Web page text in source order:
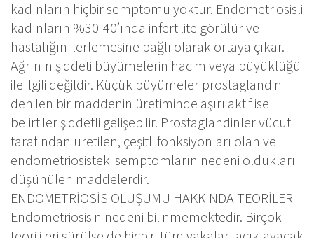
kadınların hiçbir semptomu yoktur. Endometriosisli
kadınların %30-40’ında infertilite görülür ve
hastalığın ilerlemesine bağlı olarak ortaya çıkar.
Ağrının şiddeti büyümelerin hacim veya büyüklüğü
ile ilgili değildir. Küçük büyümeler prostaglandin
denilen bir maddenin üretiminde aşırı aktif ise
belirtiler şiddetli gelişebilir. Prostaglandinler vücut
tarafından üretilen, çeşitli fonksiyonları olan ve
endometriosisteki semptomların nedeni oldukları
düşünülen maddelerdir.
ENDOMETRİOSİS OLUŞUMU HAKKINDA TEORİLER
Endometriosisin nedeni bilinmemektedir. Birçok